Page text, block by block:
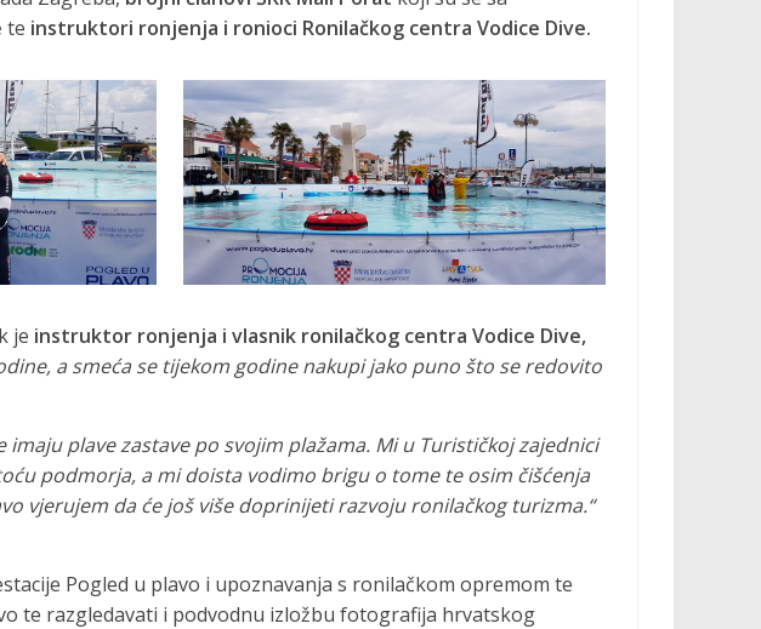
te instruktori ronjenja i ronioci Ronilačkog centra Vodice Dive.
je instruktor ronjenja i vlasnik ronilačkog centra Vodice Dive,
a smeća se tijekom godine nakupi jako puno što se redovito
plave zastave po svojim plažama. Mi u Turističkoj zajednici
podmorja, a mi doista vodimo brigu o tome te osim čišćenja
vjerujem da će još više doprinijeti razvoju ronilačkog turizma.“
Pogled u plavo i upoznavanja s ronilačkom opremom te
te razgledavati i podvodnu izložbu fotografija hrvatskog